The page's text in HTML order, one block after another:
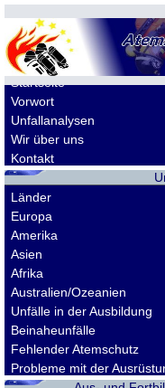
Startseite
Vorwort
Unfallanalysen
Wir über uns
Kontakt
Länder
Europa
Amerika
Asien
Afrika
Australien/Ozeanien
Unfälle in der Ausbildung
Beinaheunfälle
Fehlender Atemschutz
Probleme mit der